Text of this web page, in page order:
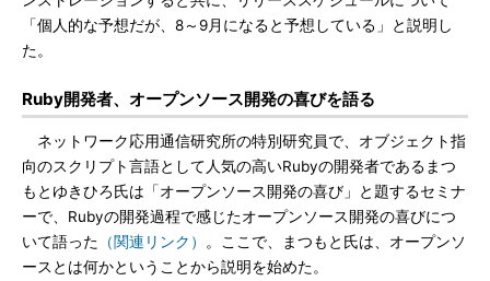
「個人的な予想だが、8～9月になると予想している」と説明し
た。
Ruby開発者、オープンソース開発の喜びを語る
ネットワーク応用通信研究所の特別研究員で、オブジェクト指
向のスクリプト言語として人気の高いRubyの開発者であるまつ
もとゆきひろ氏は「オープンソース開発の喜び」と題するセミナ
ーで、Rubyの開発過程で感じたオープンソース開発の喜びにつ
いて語った （関連リンク）
。ここで、まつもと氏は、オープンソ
ースとは何かということから説明を始めた。